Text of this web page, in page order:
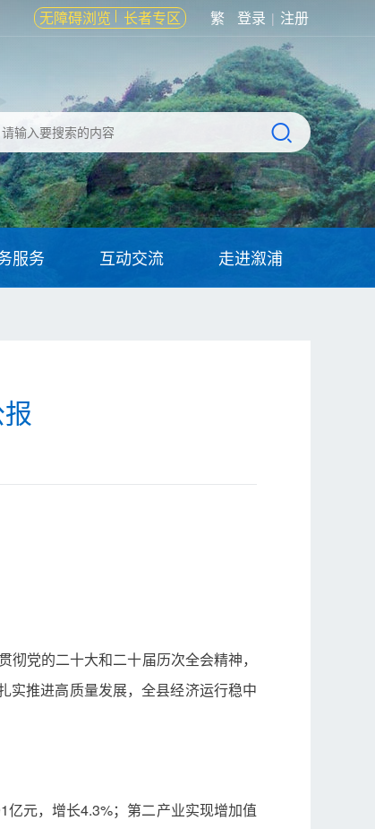
无障碍浏览 长者专区 繁 登录 | 注册
服务 互动交流 走进溆浦
党的二十大和二十届历次全会精神，
实推进高质量发展，全县经济运行稳中
元，增长4.3%；第二产业实现增加值